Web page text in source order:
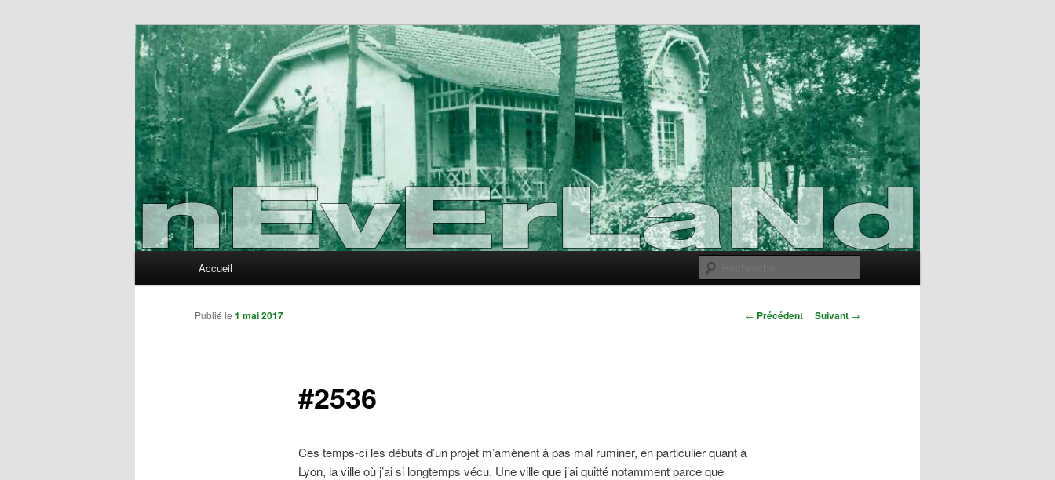
nEvErLaNd
Accueil
Navigation
← Précédent Suivant →
#2536
Publié le 1 mai 2017
Ces temps-ci les débuts d’un projet m’amènent à pas mal ruminer, en particulier quant à
Lyon, la ville où j’ai si longtemps vécu. Une ville que j’ai quitté notamment parce que